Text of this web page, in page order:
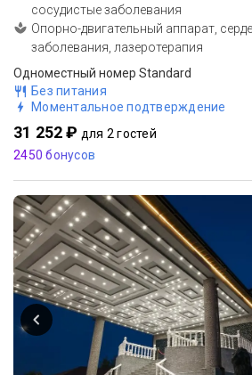
сосудистые заболевания
Опорно-двигательный аппарат,
заболевания, лазеротерапия
Одноместный номер Standard
Без питания
Моментальное подтверждение
31 252 ₽ для 2 гостей
2450 бонусов